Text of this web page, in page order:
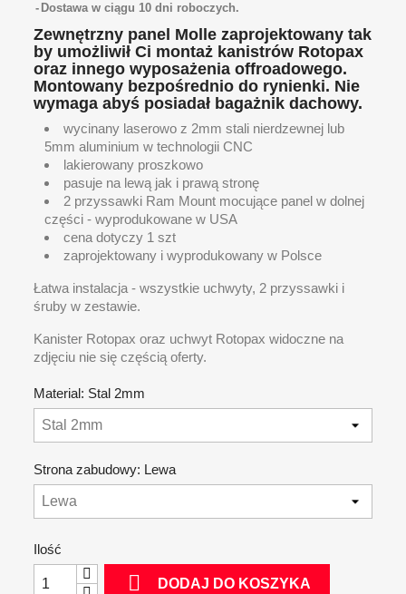
Dostawa w ciągu 10 dni roboczych.
Zewnętrzny panel Molle zaprojektowany tak
by umożliwił Ci montaż kanistrów Rotopax
oraz innego wyposażenia offroadowego.
Montowany bezpośrednio do rynienki. Nie
wymaga abyś posiadał bagażnik dachowy.
wycinany laserowo z 2mm stali nierdzewnej lub
5mm aluminium w technologii CNC
lakierowany proszkowo
pasuje na lewą jak i prawą stronę
2 przyssawki Ram Mount mocujące panel w dolnej
części - wyprodukowane w USA
cena dotyczy 1 szt
zaprojektowany i wyprodukowany w Polsce
Łatwa instalacja - wszystkie uchwyty, 2 przyssawki i
śruby w zestawie.
Kanister Rotopax oraz uchwyt Rotopax widoczne na
zdjęciu nie się częścią oferty.
Material: Stal 2mm
Strona zabudowy: Lewa
Ilość
 DODAJ DO KOSZYKA